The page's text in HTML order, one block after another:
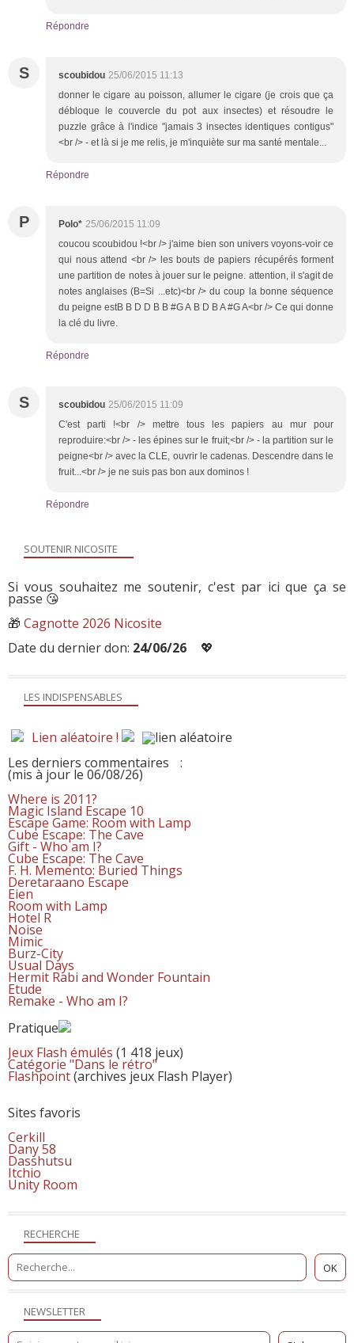
Répondre
S scoubidou 25/06/2015 11:13
donner le cigare au poisson, allumer le cigare (je crois que ça
débloque le couvercle du pot aux insectes) et résoudre le
puzzle grâce à l'indice "jamais 3 insectes identiques contigus"
<br /> - et là si je me relis, je m'inquiète sur ma santé mentale...
Répondre
P Polo* 25/06/2015 11:09
coucou scoubidou !<br /> j'aime bien son univers voyons-voir ce
qui nous attend <br /> les bouts de papiers récupérés forment
une partition de notes à jouer sur le peigne. attention, il s'agit de
notes anglaises (B=Si ...etc)<br /> du coup la bonne séquence
du peigne estB B D D B B #G A B D B A #G A<br /> Ce qui donne
la clé du livre.
Répondre
S scoubidou 25/06/2015 11:09
C'est parti !<br /> mettre tous les papiers au mur pour
reproduire:<br /> - les épines sur le fruit;<br /> - la partition sur le
peigne<br /> avec la CLE, ouvrir le cadenas. Descendre dans le
fruit...<br /> je ne suis pas bon aux dominos !
Répondre
NEWSLETTER
RECHERCHE
LES INDISPENSABLES
Lien aléatoire !
Les derniers commentaires
:
(mis à jour le 06/08/26)
Where is 2011?
Magic Island Escape 10
Escape Game: Room with Lamp
Cube Escape: The Cave
Gift - Who am I?
Cube Escape: The Cave
F. H. Memento: Buried Things
Deretaraano Escape
Eien
Room with Lamp
Hotel R
Noise
Mimic
Burz-City
Usual Days
Hermit Rabi and Wonder Fountain
Etude
Remake - Who am I?
Pratique
Jeux Flash émulés (1 418 jeux)
Catégorie "Dans le rétro"
Flashpoint(archives jeux Flash Player)
Sites favoris
Cerkill
Dany 58
Dasshutsu
Itchio
Unity Room
SOUTENIR NICOSITE
Si vous souhaitez me soutenir, c'est par ici que ça se
passe 😘
🎁 Cagnotte 2026 Nicosite
Date du dernier don: 24/06/26 💖